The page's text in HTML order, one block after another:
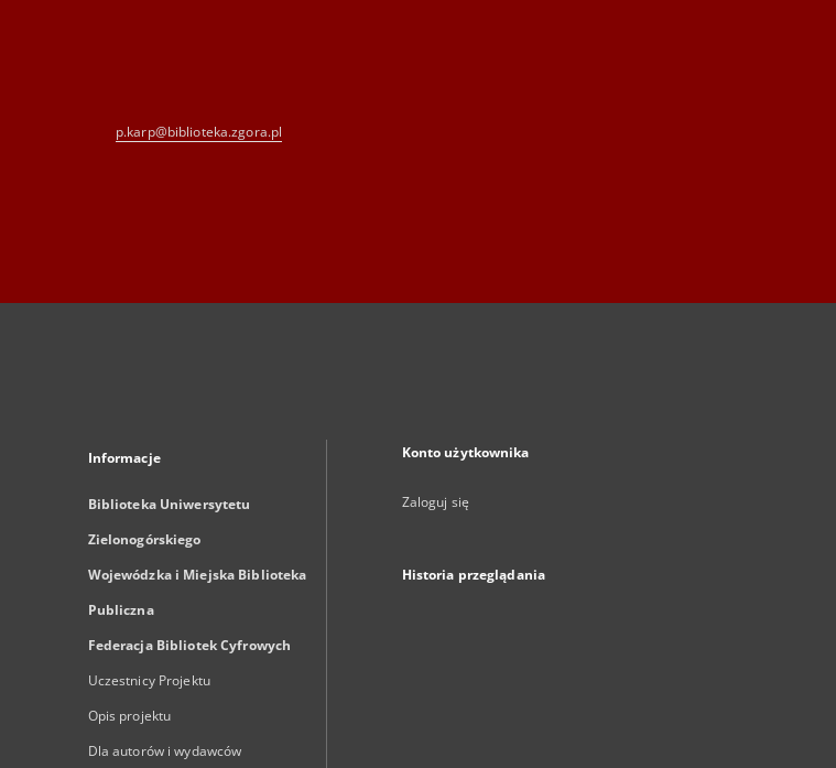
p.karp@biblioteka.zgora.pl
Informacje
Biblioteka Uniwersytetu
Zielonogórskiego
Wojewódzka i Miejska Biblioteka
Publiczna
Federacja Bibliotek Cyfrowych
Uczestnicy Projektu
Opis projektu
Dla autorów i wydawców
Konto użytkownika
Zaloguj się
Historia przeglądania